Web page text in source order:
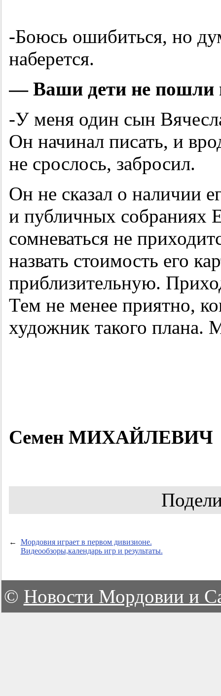
-Боюсь ошибиться, но
наберется.
— Ваши дети не пошли
-У меня один сын
Он начинал писать, и
не срослось, забросил.
Он не сказал о наличии
и публичных собраниях
сомневаться не
назвать стоимость его
приблизительную.
Тем не менее приятно,
художник такого плана.
Семен МИХАЙЛЕВИЧ
←
Мордовия играет в первом дивизионе.
Видеообзоры,календарь игр и результаты.
© Новости Мордовии и